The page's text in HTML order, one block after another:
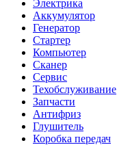
Электрика
Аккумулятор
Генератор
Стартер
Компьютер
Сканер
Сервис
Техобслуживание
Запчасти
Антифриз
Глушитель
Коробка передач